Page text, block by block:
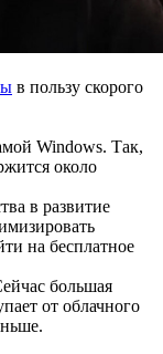
в пользу скорого
Windows. Так,
около
в развитие
на бесплатное
большая
от облачного